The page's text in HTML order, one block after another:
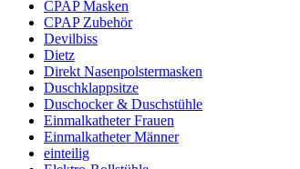
CPAP Masken
CPAP Zubehör
Devilbiss
Dietz
Direkt Nasenpolstermasken
Duschklappsitze
Duschocker & Duschstühle
Einmalkatheter Frauen
Einmalkatheter Männer
einteilig